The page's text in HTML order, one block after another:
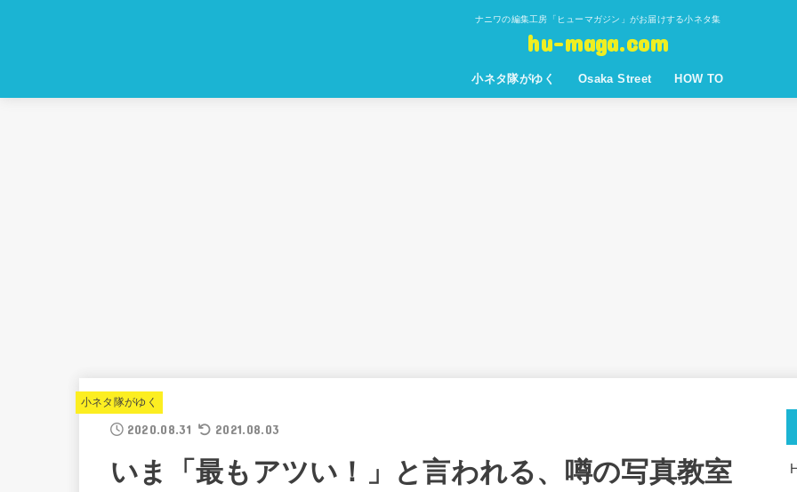
ナニワの編集工房「ヒューマガジン」がお届けする小ネタ集
hu-maga.com
小ネタ隊がゆく Osaka Street HOW TO
小ネタ隊がゆく
2020.08.31 2021.08.03
いま「最もアツい！」と言われる、噂の写真教室